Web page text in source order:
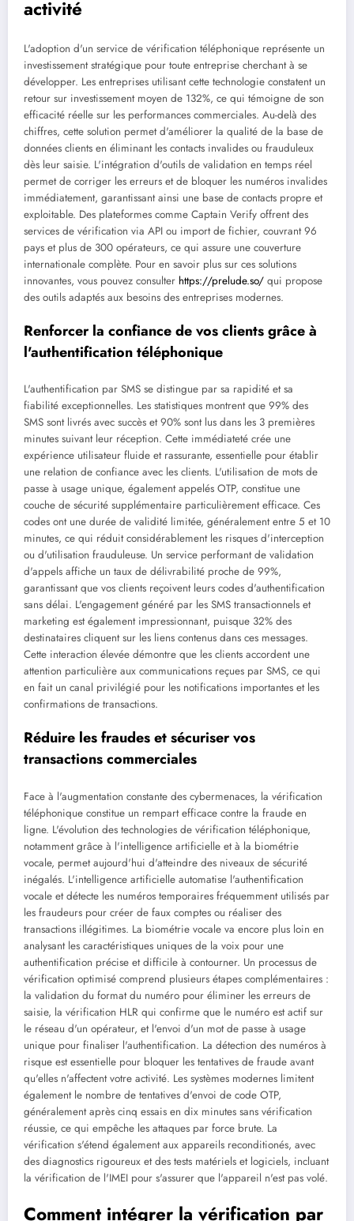
activité
L'adoption d'un service de vérification téléphonique représente un
investissement stratégique pour toute entreprise cherchant à se
développer. Les entreprises utilisant cette technologie constatent un
retour sur investissement moyen de 132%, ce qui témoigne de son
efficacité réelle sur les performances commerciales. Au-delà des
chiffres, cette solution permet d'améliorer la qualité de la base de
données clients en éliminant les contacts invalides ou frauduleux
dès leur saisie. L'intégration d'outils de validation en temps réel
permet de corriger les erreurs et de bloquer les numéros invalides
immédiatement, garantissant ainsi une base de contacts propre et
exploitable. Des plateformes comme Captain Verify offrent des
services de vérification via API ou import de fichier, couvrant 96
pays et plus de 300 opérateurs, ce qui assure une couverture
internationale complète. Pour en savoir plus sur ces solutions
innovantes, vous pouvez consulter https://prelude.so/ qui propose
des outils adaptés aux besoins des entreprises modernes.
Renforcer la confiance de vos clients grâce à
l'authentification téléphonique
L'authentification par SMS se distingue par sa rapidité et sa
fiabilité exceptionnelles. Les statistiques montrent que 99% des
SMS sont livrés avec succès et 90% sont lus dans les 3 premières
minutes suivant leur réception. Cette immédiateté crée une
expérience utilisateur fluide et rassurante, essentielle pour établir
une relation de confiance avec les clients. L'utilisation de mots de
passe à usage unique, également appelés OTP, constitue une
couche de sécurité supplémentaire particulièrement efficace. Ces
codes ont une durée de validité limitée, généralement entre 5 et 10
minutes, ce qui réduit considérablement les risques d'interception
ou d'utilisation frauduleuse. Un service performant de validation
d'appels affiche un taux de délivrabilité proche de 99%,
garantissant que vos clients reçoivent leurs codes d'authentification
sans délai. L'engagement généré par les SMS transactionnels et
marketing est également impressionnant, puisque 32% des
destinataires cliquent sur les liens contenus dans ces messages.
Cette interaction élevée démontre que les clients accordent une
attention particulière aux communications reçues par SMS, ce qui
en fait un canal privilégié pour les notifications importantes et les
confirmations de transactions.
Réduire les fraudes et sécuriser vos
transactions commerciales
Face à l'augmentation constante des cybermenaces, la vérification
téléphonique constitue un rempart efficace contre la fraude en
ligne. L'évolution des technologies de vérification téléphonique,
notamment grâce à l'intelligence artificielle et à la biométrie
vocale, permet aujourd'hui d'atteindre des niveaux de sécurité
inégalés. L'intelligence artificielle automatise l'authentification
vocale et détecte les numéros temporaires fréquemment utilisés par
les fraudeurs pour créer de faux comptes ou réaliser des
transactions illégitimes. La biométrie vocale va encore plus loin en
analysant les caractéristiques uniques de la voix pour une
authentification précise et difficile à contourner. Un processus de
vérification optimisé comprend plusieurs étapes complémentaires :
la validation du format du numéro pour éliminer les erreurs de
saisie, la vérification HLR qui confirme que le numéro est actif sur
le réseau d'un opérateur, et l'envoi d'un mot de passe à usage
unique pour finaliser l'authentification. La détection des numéros à
risque est essentielle pour bloquer les tentatives de fraude avant
qu'elles n'affectent votre activité. Les systèmes modernes limitent
également le nombre de tentatives d'envoi de code OTP,
généralement après cinq essais en dix minutes sans vérification
réussie, ce qui empêche les attaques par force brute. La
vérification s'étend également aux appareils reconditionés, avec
des diagnostics rigoureux et des tests matériels et logiciels, incluant
la vérification de l'IMEI pour s'assurer que l'appareil n'est pas volé.
Comment intégrer la vérification par